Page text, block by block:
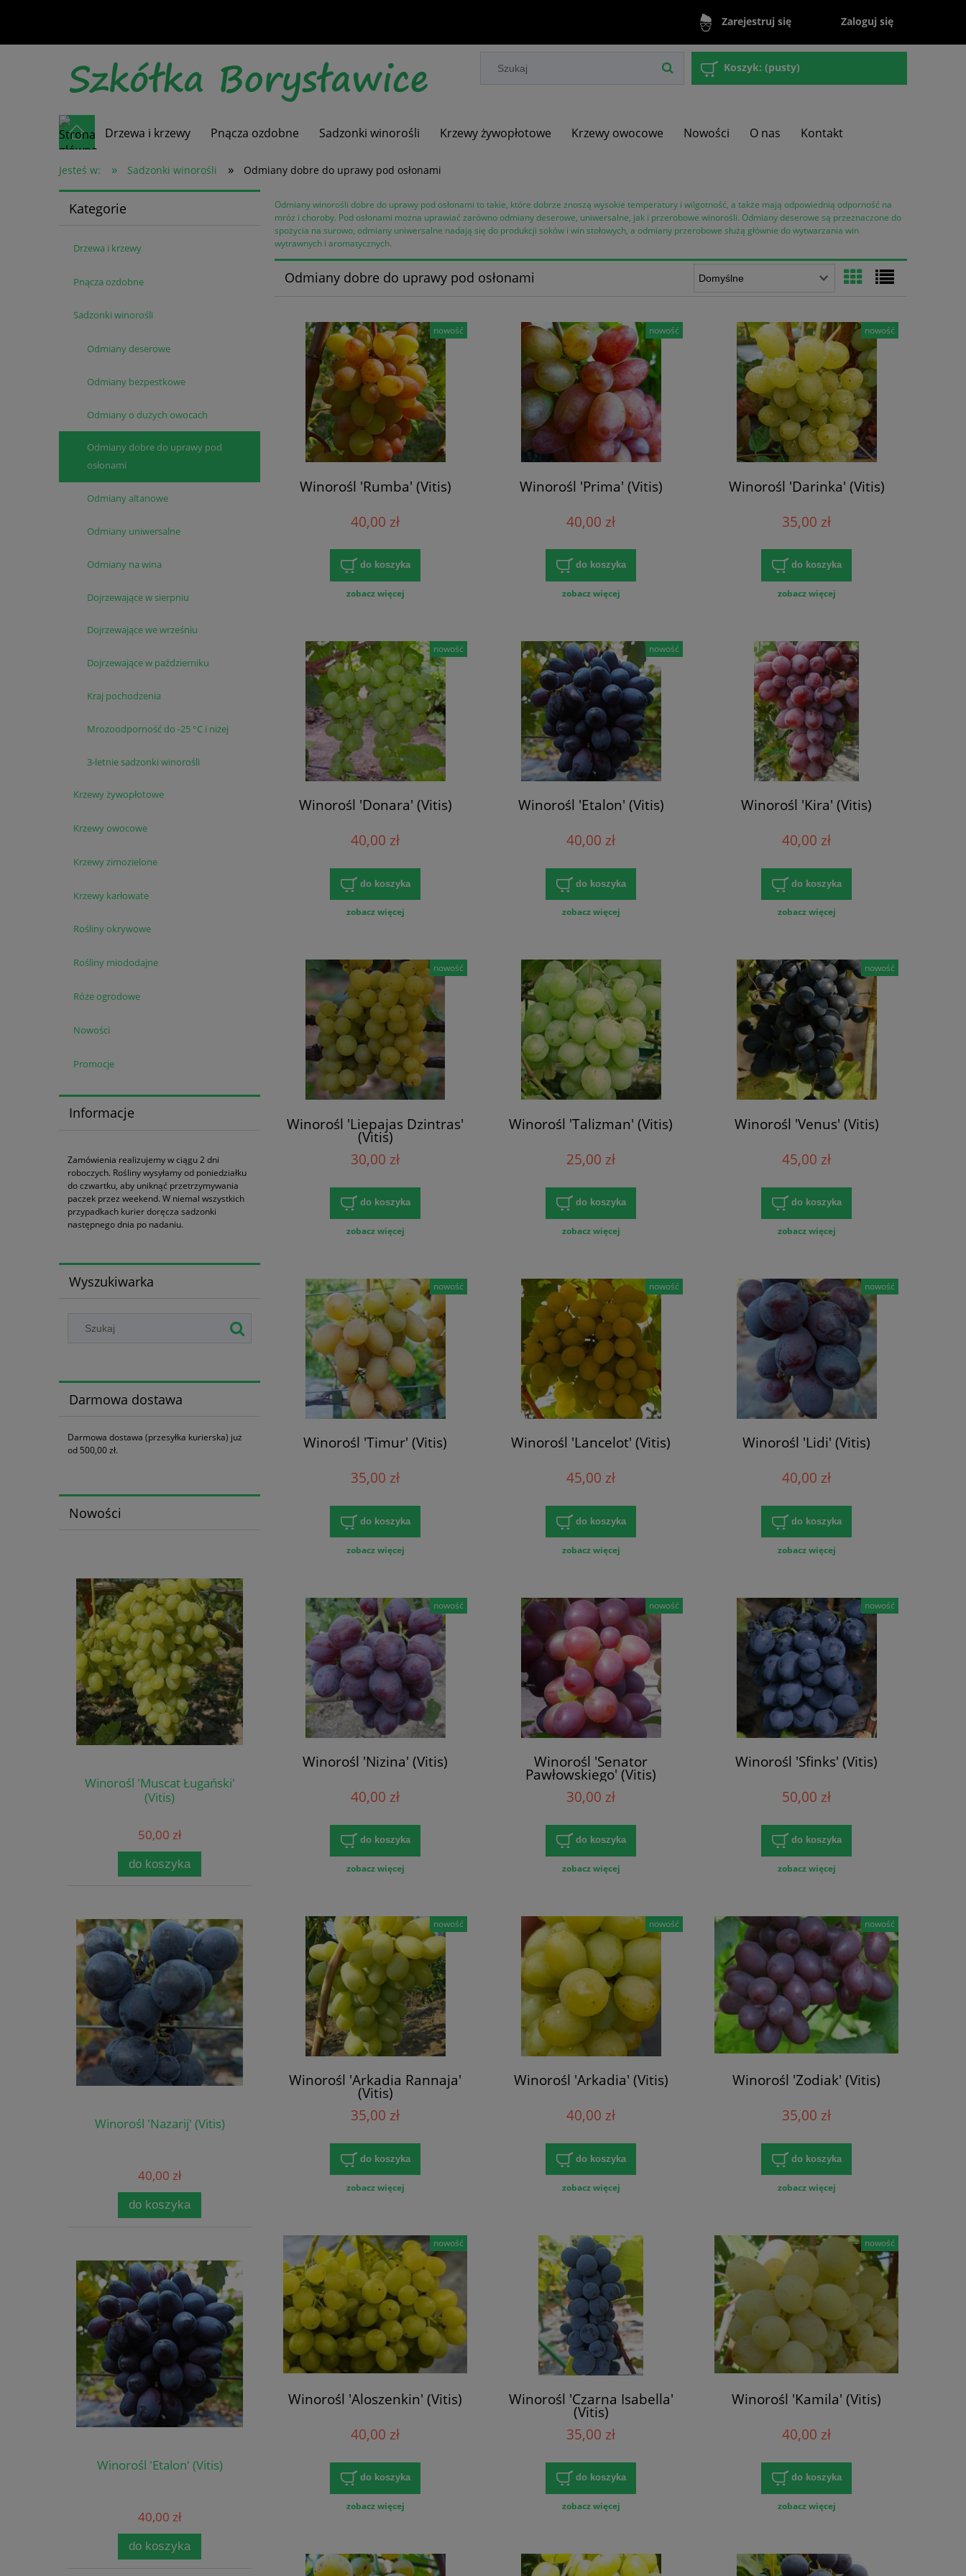
Zarejestruj się Zaloguj się
Koszyk: (pusty)
Drzewa i krzewy Pnącza ozdobne Sadzonki winorośli Krzewy żywopłotowe Krzewy owocowe Nowości O nas Kontakt
Jesteś w: » Sadzonki winorośli » Odmiany dobre do uprawy pod osłonami
Kategorie
Drzewa i krzewy
Pnącza ozdobne
Sadzonki winorośli
Odmiany deserowe
Odmiany bezpestkowe
Odmiany o dużych owocach
Odmiany dobre do uprawy pod
osłonami
Odmiany altanowe
Odmiany uniwersalne
Odmiany na wina
Dojrzewające w sierpniu
Dojrzewające we wrześniu
Dojrzewające w październiku
Kraj pochodzenia
Mrozoodporność do -25 °C i niżej
3-letnie sadzonki winorośli
Krzewy żywopłotowe
Krzewy owocowe
Krzewy zimozielone
Krzewy karłowate
Rośliny okrywowe
Rośliny miododajne
Róże ogrodowe
Nowości
Promocje
Informacje
Zamówienia realizujemy w ciągu 2 dni
roboczych. Rośliny wysyłamy od poniedziałku
do czwartku, aby uniknąć przetrzymywania
paczek przez weekend. W niemal wszystkich
przypadkach kurier doręcza sadzonki
następnego dnia po nadaniu.
Wyszukiwarka
Darmowa dostawa
Darmowa dostawa (przesyłka kurierska) już
od 500,00 zł.
Nowości
Winorośl 'Muscat Ługański'
(Vitis)
50,00 zł
do koszyka
Winorośl 'Nazarij' (Vitis)
40,00 zł
do koszyka
Winorośl 'Etalon' (Vitis)
40,00 zł
do koszyka
Odmiany winorośli dobre do uprawy pod osłonami to takie, które dobrze znoszą wysokie temperatury i wilgotność, a także mają odpowiednią odporność na
mróz i choroby. Pod osłonami można uprawiać zarówno odmiany deserowe, uniwersalne, jak i przerobowe winorośli. Odmiany deserowe są przeznaczone do
spożycia na surowo, odmiany uniwersalne nadają się do produkcji soków i win stołowych, a odmiany przerobowe służą głównie do wytwarzania win
wytrawnych i aromatycznych.
Odmiany dobre do uprawy pod osłonami
Winorośl 'Rumba' (Vitis)
40,00 zł
do koszyka
zobacz więcej
nowość
Winorośl 'Prima' (Vitis)
40,00 zł
do koszyka
zobacz więcej
nowość
Winorośl 'Darinka' (Vitis)
35,00 zł
do koszyka
zobacz więcej
nowość
Winorośl 'Donara' (Vitis)
40,00 zł
do koszyka
zobacz więcej
nowość
Winorośl 'Etalon' (Vitis)
40,00 zł
do koszyka
zobacz więcej
nowość
Winorośl 'Kira' (Vitis)
40,00 zł
do koszyka
zobacz więcej
Winorośl 'Liepajas Dzintras'
(Vitis)
30,00 zł
do koszyka
zobacz więcej
nowość
Winorośl 'Talizman' (Vitis)
25,00 zł
do koszyka
zobacz więcej
Winorośl 'Venus' (Vitis)
45,00 zł
do koszyka
zobacz więcej
nowość
Winorośl 'Timur' (Vitis)
35,00 zł
do koszyka
zobacz więcej
nowość
Winorośl 'Lancelot' (Vitis)
45,00 zł
do koszyka
zobacz więcej
nowość
Winorośl 'Lidi' (Vitis)
40,00 zł
do koszyka
zobacz więcej
nowość
Winorośl 'Nizina' (Vitis)
40,00 zł
do koszyka
zobacz więcej
nowość
Winorośl 'Senator
Pawłowskiego' (Vitis)
30,00 zł
do koszyka
zobacz więcej
nowość
Winorośl 'Sfinks' (Vitis)
50,00 zł
do koszyka
zobacz więcej
nowość
Winorośl 'Arkadia Rannaja'
(Vitis)
35,00 zł
do koszyka
zobacz więcej
nowość
Winorośl 'Arkadia' (Vitis)
40,00 zł
do koszyka
zobacz więcej
nowość
Winorośl 'Zodiak' (Vitis)
35,00 zł
do koszyka
zobacz więcej
nowość
Winorośl 'Aloszenkin' (Vitis)
40,00 zł
do koszyka
zobacz więcej
nowość
Winorośl 'Czarna Isabella'
(Vitis)
35,00 zł
do koszyka
zobacz więcej
Winorośl 'Kamila' (Vitis)
40,00 zł
do koszyka
zobacz więcej
nowość